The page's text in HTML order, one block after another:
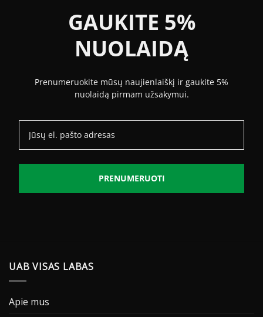
GAUKITE 5%
NUOLAIDĄ
Prenumeruokite mūsų naujienlaiškį ir gaukite 5%
nuolaidą pirmam užsakymui.
PRENUMERUOTI
UAB VISAS LABAS
Apie mus